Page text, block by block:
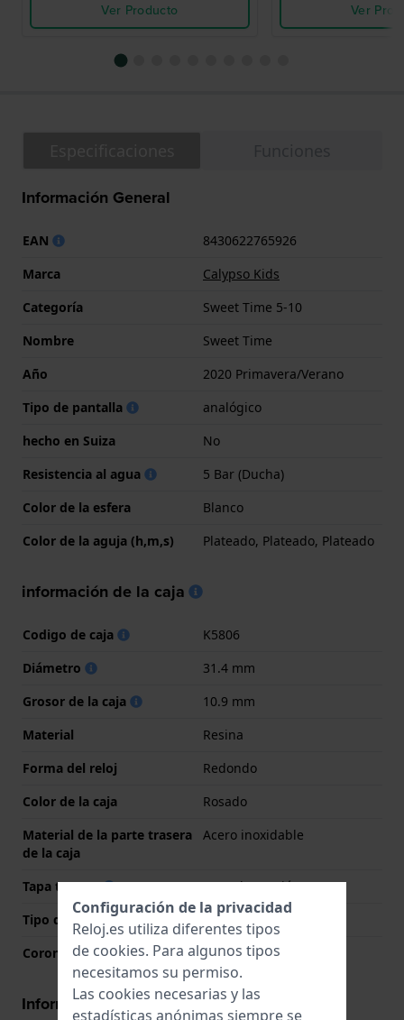
Ver Producto
Ver
Información General
EAN
8430622765926
Marca
Calypso Kids
Categoría
Sweet Time 5-10
Nombre
Sweet Time
Año
2020 Primavera/Verano
Tipo de pantalla
analógico
hecho en Suiza
No
Resistencia al agua
5 Bar (Ducha)
Color de la esfera
Blanco
Color de la aguja (h,m,s)
Plateado, Plateado, Plateado
información de la caja
Codigo de caja
K5806
Diámetro
31.4 mm
Grosor de la caja
10.9 mm
Material
Resina
Forma del reloj
Redondo
Color de la caja
Rosado
Material de la parte trasera
de la caja
Acero inoxidable
Tapa trasera
Tapa de presión
Tipo de cristal
Acrílico
Corona
Corona tipo pull
Información del movimiento
Configuración de la privacidad
Reloj.es utiliza diferentes tipos
de cookies. Para algunos tipos
necesitamos su permiso.
Las cookies necesarias y las
estadísticas anónimas siempre se